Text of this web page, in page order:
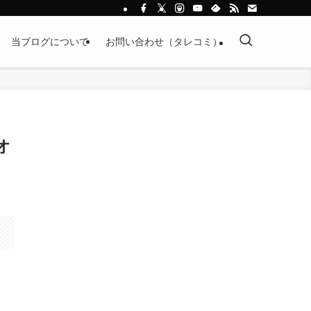
当ブログについて お問い合わせ（タレコミ）